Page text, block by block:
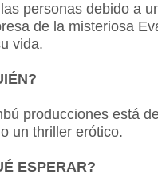
personas debido a
de la misteriosa
vida.
producciones está
un thriller erótico.
ESPERAR?